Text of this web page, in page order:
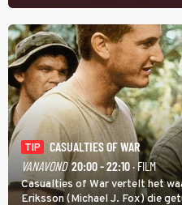
TIP
CASUALTIES OF WAR
VANAVOND 20:00 - 22:10· FILM
Casualties of War vertelt het
Eriksson (Michael J. Fox) die